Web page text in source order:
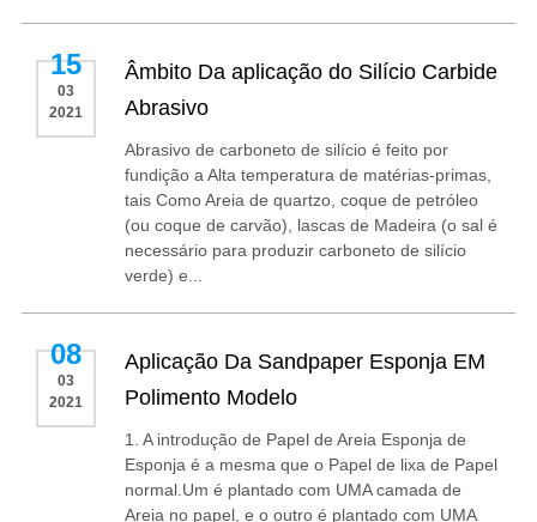
15
03
2021
Âmbito Da aplicação do Silício Carbide
Abrasivo
Abrasivo de carboneto de silício é feito por
fundição a Alta temperatura de matérias-primas,
tais Como Areia de quartzo, coque de petróleo
(ou coque de carvão), lascas de Madeira (o sal é
necessário para produzir carboneto de silício
verde) e...
08
03
2021
Aplicação Da Sandpaper Esponja EM
Polimento Modelo
1. A introdução de Papel de Areia Esponja de
Esponja é a mesma que o Papel de lixa de Papel
normal.Um é plantado com UMA camada de
Areia no papel, e o outro é plantado com UMA